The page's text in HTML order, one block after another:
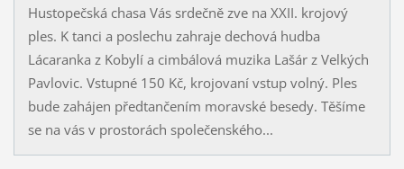
Hustopečská chasa Vás srdečně zve na XXII. krojový
ples. K tanci a poslechu zahraje dechová hudba
Lácaranka z Kobylí a cimbálová muzika Lašár z Velkých
Pavlovic. Vstupné 150 Kč, krojovaní vstup volný. Ples
bude zahájen předtančením moravské besedy. Těšíme
se na vás v prostorách společenského...